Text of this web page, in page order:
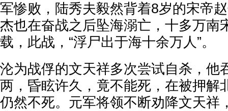
军惨败，陆秀夫毅然背着8岁的宋帝
杰也在奋战之后坠海溺亡，十多万南
载，此战，“浮尸出于海十余万人”。
沦为战俘的文天祥多次尝试自杀，他
两，昏眩许久，竟不能死，在被押解
仍然不死。元军将领不断劝降文天祥